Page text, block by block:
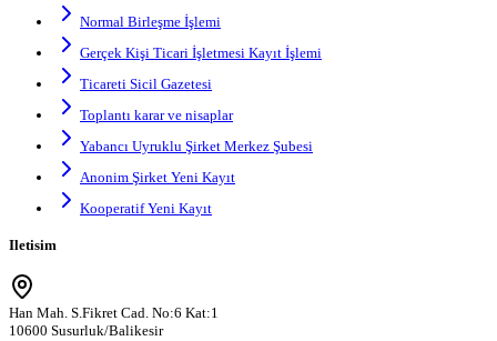
Normal Birleşme İşlemi
Gerçek Kişi Ticari İşletmesi Kayıt İşlemi
Ticareti Sicil Gazetesi
Toplantı karar ve nisaplar
Yabancı Uyruklu Şirket Merkez Şubesi
Anonim Şirket Yeni Kayıt
Kooperatif Yeni Kayıt
Iletisim
Han Mah. S.Fikret Cad. No:6 Kat:1
10600 Susurluk/Balikesir